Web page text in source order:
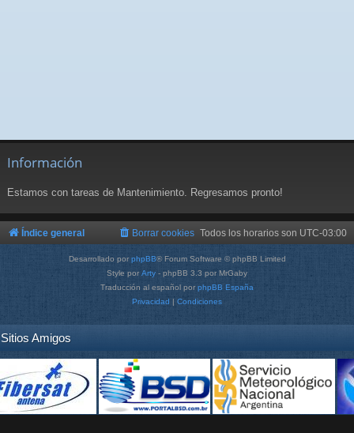
Información
Estamos con tareas de Mantenimiento. Regresamos pronto!
Índice general Todos los horarios son UTC-03:00
Borrar cookies
Desarrollado por phpBB® Forum Software © phpBB Limited
Style por Arty - phpBB 3.3 por MrGaby
Traducción al español por phpBB España
Privacidad | Condiciones
Sitios Amigos